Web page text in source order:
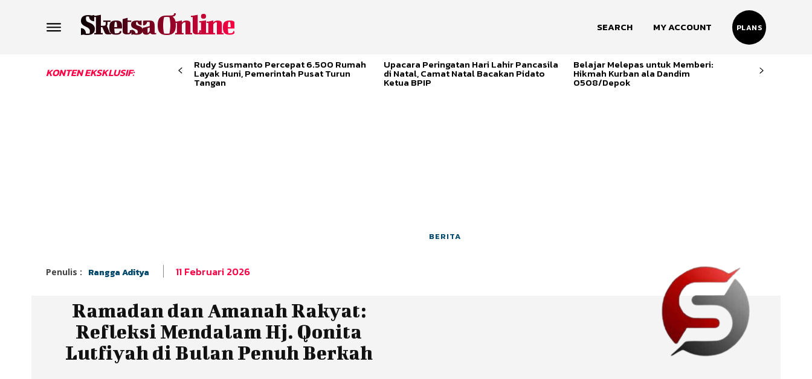
Sketsa Online SEARCH MY ACCOUNT PLANS
KONTEN EKSKLUSIF:
Rudy Susmanto Percepat 6.500 Rumah
Layak Huni, Pemerintah Pusat Turun
Tangan
Upacara Peringatan Hari Lahir Pancasila
di Natal, Camat Natal Bacakan Pidato
Ketua BPIP
Belajar Melepas untuk Memberi:
Hikmah Kurban ala Dandim
0508/Depok
Penulis : Rangga Aditya 11 Februari 2026
Ramadan dan Amanah Rakyat:
Refleksi Mendalam Hj. Qonita
Lutfiyah di Bulan Penuh Berkah
BERITA